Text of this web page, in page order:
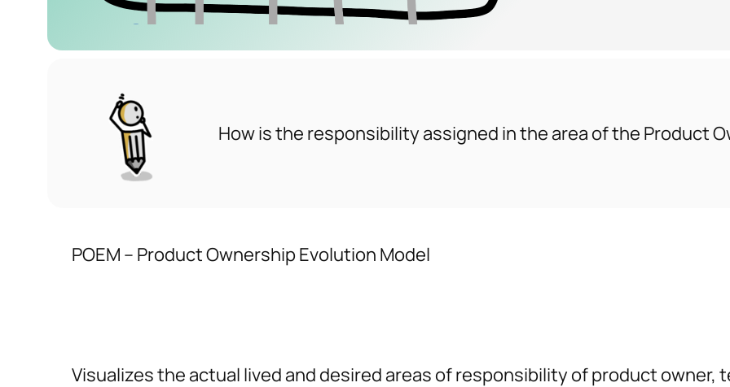
How is the responsibility assigned in the area of the Product
POEM – Product Ownership Evolution Model
Visualizes the actual lived and desired areas of responsibility of product owner,